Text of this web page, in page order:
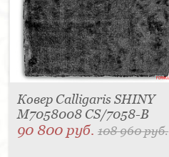
Ковер Calligaris SHINY
M7058008 CS/7058-B
90 800 руб.108 960 руб.